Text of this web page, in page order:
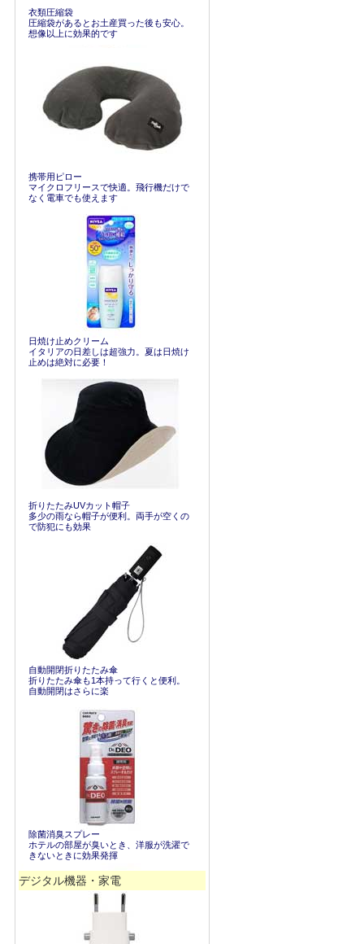
衣類圧縮袋
圧縮袋があるとお土産買った後も安心。
想像以上に効果的です
携帯用ピロー
マイクロフリースで快適。飛行機だけで
なく電車でも使えます
日焼け止めクリーム
イタリアの日差しは超強力。夏は日焼け
止めは絶対に必要！
折りたたみUVカット帽子
多少の雨なら帽子が便利。両手が空くの
で防犯にも効果
自動開閉折りたたみ傘
折りたたみ傘も1本持って行くと便利。
自動開閉はさらに楽
除菌消臭スプレー
ホテルの部屋が臭いとき、洋服が洗濯で
きないときに効果発揮
デジタル機器・家電